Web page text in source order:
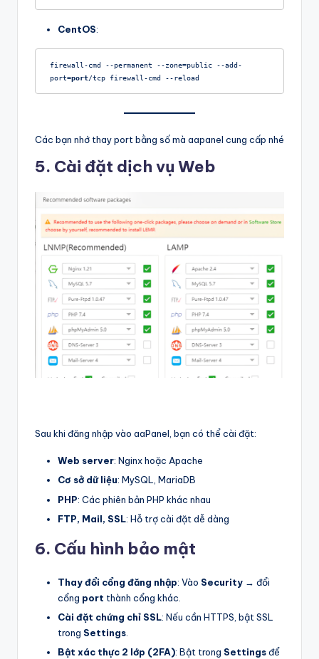
CentOS:
firewall-cmd --permanent --zone=public --add-
port=port/tcp firewall-cmd --reload
Các bạn nhớ thay port bằng số mà aapanel cung cấp nhé
5. Cài đặt dịch vụ Web
Sau khi đăng nhập vào aaPanel, bạn có thể cài đặt:
Web server: Nginx hoặc Apache
Cơ sở dữ liệu: MySQL, MariaDB
PHP: Các phiên bản PHP khác nhau
FTP, Mail, SSL: Hỗ trợ cài đặt dễ dàng
6. Cấu hình bảo mật
Thay đổi cổng đăng nhập: Vào Security → đổi
cổng port thành cổng khác.
Cài đặt chứng chỉ SSL: Nếu cần HTTPS, bật SSL
trong Settings
Bật xác thực 2 lớp (2FA): Bật trong Settingsđể